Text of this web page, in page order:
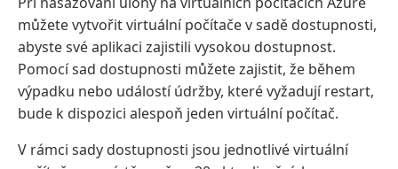
můžete vytvořit virtuální počítače v sadě dostupnosti,
abyste své aplikaci zajistili vysokou dostupnost.
Pomocí sad dostupnosti můžete zajistit, že během
výpadku nebo událostí údržby, které vyžadují restart,
bude k dispozici alespoň jeden virtuální počítač.
V rámci sady dostupnosti jsou jednotlivé virtuální